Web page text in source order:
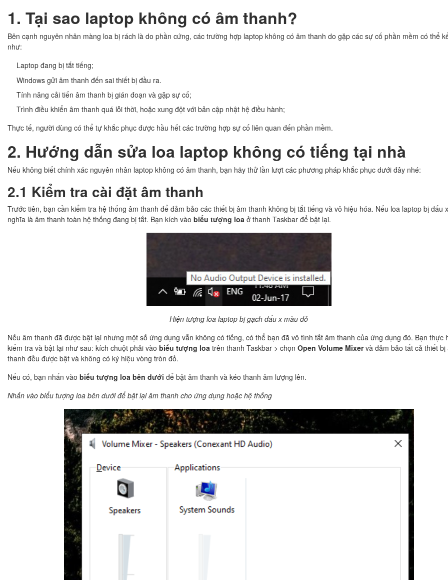
1. Tại sao laptop không có âm thanh?
Bên cạnh nguyên nhân màng loa bị rách là do phần cứng, các trường hợp laptop không có âm thanh do gặp các sự cố phần mềm có thể
như:
Laptop đang bị tắt tiếng;
Windows gửi âm thanh đến sai thiết bị đầu ra.
Tính năng cải tiến âm thanh bị gián đoạn và gặp sự cố;
Trình điều khiển âm thanh quá lỗi thời, hoặc xung đột với bản cập nhật hệ điều hành;
Thực tế, người dùng có thể tự khắc phục được hầu hết các trường hợp sự cố liên quan đến phần mềm.
2. Hướng dẫn sửa loa laptop không có tiếng tại nhà
Nếu không biết chính xác nguyên nhân laptop không có âm thanh, bạn hãy thử lần lượt các phương pháp khắc phục dưới đây nhé:
2.1 Kiểm tra cài đặt âm thanh
Trước tiên, bạn cần kiểm tra hệ thống âm thanh để đảm bảo các thiết bị âm thanh không bị tắt tiếng và vô hiệu hóa. Nếu loa laptop bị dấu
nghĩa là âm thanh toàn hệ thống đang bị tắt. Bạn kích vào biểu tượng loa ở thanh Taskbar để bật lại.
Hiện tượng loa laptop bị gạch dấu x màu đỏ
Nếu âm thanh đã được bật lại nhưng một số ứng dụng vẫn không có tiếng, có thể bạn đã vô tình tắt âm thanh của ứng dụng đó. Bạn thực
kiểm tra và bật lại như sau: kích chuột phải vào biểu tượng loa trên thanh Taskbar > chọn Open Volume Mixervà đảm bảo tất cả thiết bị
thanh đều được bật và không có ký hiệu vòng tròn đỏ.
Nếu có, bạn nhấn vào biểu tượng loa bên dưới để bật âm thanh và kéo thanh âm lượng lên.
Nhấn vào biểu tượng loa bên dưới để bật lại âm thanh cho ứng dụng hoặc hệ thống